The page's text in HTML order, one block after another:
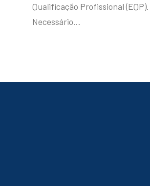
Qualificação Profissional (EQP).
Necessário…